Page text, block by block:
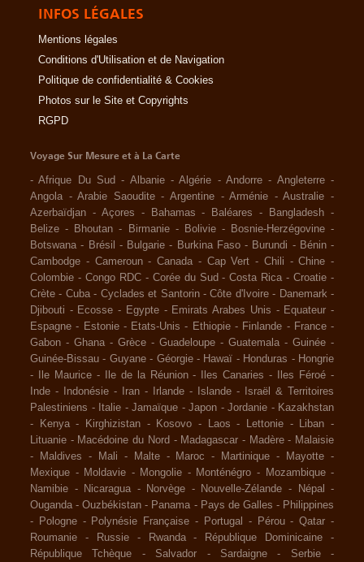
INFOS LÉGALES
Mentions légales
Conditions d'Utilisation et de Navigation
Politique de confidentialité & Cookies
Photos sur le Site et Copyrights
RGPD
Voyage Sur Mesure et à La Carte
-Afrique Du Sud - Albanie -Algérie -Andorre - Angleterre -
Angola -Arabie Saoudite -Argentine -Arménie -Australie -
Azerbaïdjan - Açores - Bahamas - Baléares - Bangladesh -
Belize - Bhoutan - Birmanie - Bolivie - Bosnie-Herzégovine -
Botswana - Brésil - Bulgarie - Burkina Faso - Burundi - Bénin -
Cambodge - Cameroun - Canada - Cap Vert - Chili -Chine -
Colombie - Congo RDC - Corée du Sud -Costa Rica -Croatie -
Crète - Cuba - Cyclades et Santorin -Côte d'Ivoire - Danemark -
Djibouti - Ecosse - Egypte - Emirats Arabes Unis - Equateur -
Espagne - Estonie - Etats-Unis - Ethiopie - Finlande - France -
Gabon - Ghana - Grèce - Guadeloupe - Guatemala - Guinée -
Guinée-Bissau - Guyane - Géorgie - Hawaï - Honduras - Hongrie
-
Ile Maurice - Ile de la Réunion - Iles Canaries - Iles Féroé -
Inde - Indonésie - Iran - Irlande - Islande -
Israël & Territoires
Palestiniens - Italie - Jamaïque - Japon - Jordanie - Kazakhstan
-
Kenya - Kirghizistan - Kosovo - Laos - Lettonie - Liban -
Lituanie - Macédoine du Nord - Madagascar - Madère - Malaisie
-
Maldives - Mali - Malte - Maroc - Martinique - Mayotte -
Mexique - Moldavie - Mongolie - Monténégro - Mozambique -
Namibie - Nicaragua - Norvège - Nouvelle-Zélande - Népal
-
Ouganda -Ouzbékistan - Panama - Pays de Galles - Philippines
-
Pologne - Polynésie Française - Portugal - Pérou -Qatar -
Roumanie
- Russie - Rwanda - République Dominicaine
-
République Tchèque
- Salvador - Sardaigne - Serbie -